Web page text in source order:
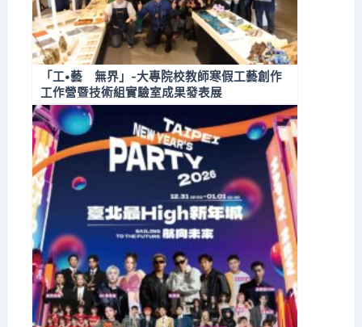
「工•藝 無界」-大專院校教師寒假工藝創作
工作營暨技術組實驗室成果發表展